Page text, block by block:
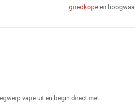
goedkopeen
vape uit en begin direct met